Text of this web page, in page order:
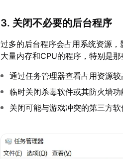
3. 关闭不必要的后台程序
过多的后台程序会占用系统资源
大量内存和CPU的程序，特别是那
通过任务管理器查看占用资源
临时关闭杀毒软件或其防火墙功
关闭可能与游戏冲突的第三方软